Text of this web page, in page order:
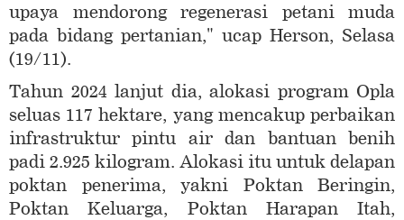
upaya mendorong regenerasi petani muda
pada bidang pertanian," ucap Herson, Selasa
(19/11).
Tahun 2024 lanjut dia, alokasi program Opla
seluas 117 hektare, yang mencakup perbaikan
infrastruktur pintu air dan bantuan benih
padi 2.925 kilogram. Alokasi itu untuk delapan
poktan penerima, yakni Poktan Beringin,
Poktan Keluarga, Poktan Harapan Itah,